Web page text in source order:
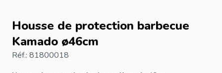
Housse de protection barbecue
Kamado ø46cm
Réf.: 81800018